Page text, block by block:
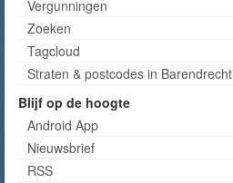
Vergunningen
Zoeken
Tagcloud
Straten & postcodes in Barendrecht
Blijf op de hoogte
Android App
Nieuwsbrief
RSS